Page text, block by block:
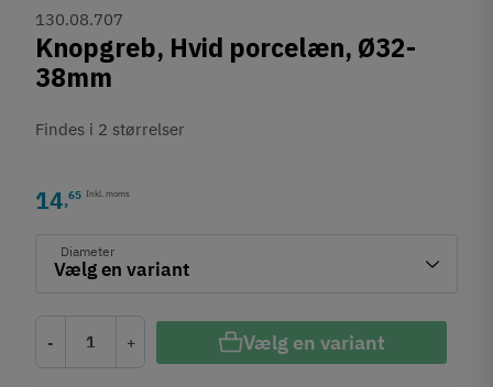
130.08.707
Knopgreb, Hvid porcelæn, Ø32-
38mm
Findes i 2 størrelser
14,65 Inkl. moms
Diameter
- + Vælg en variant